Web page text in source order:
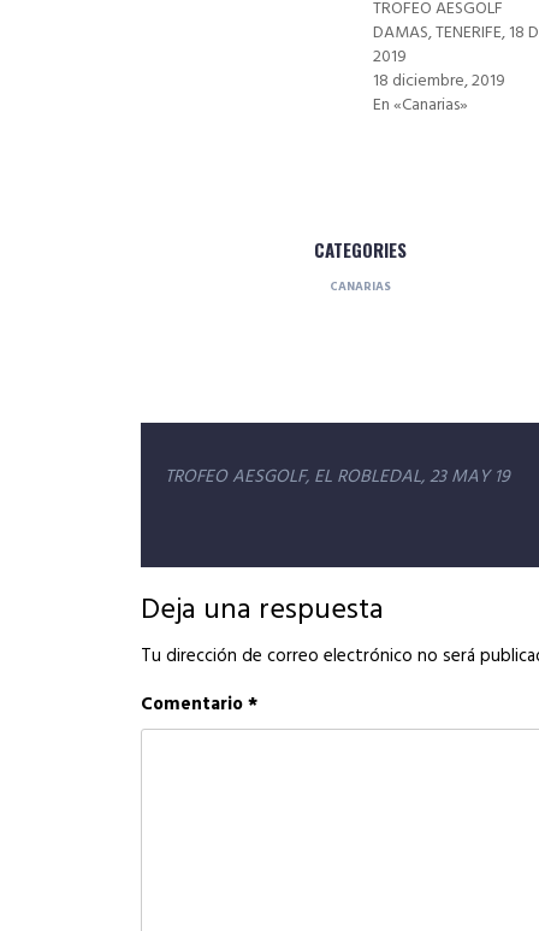
TROFEO AESGOLF
DAMAS, TENERIFE, 18
2019
18 diciembre, 2019
En «Canarias»
CATEGORIES
CANARIAS
Navegación
entradas
TROFEO AESGOLF, EL ROBLEDAL, 23 MAY 19
Deja una respuesta
Tu dirección de correo electrónico no será
Comentario*